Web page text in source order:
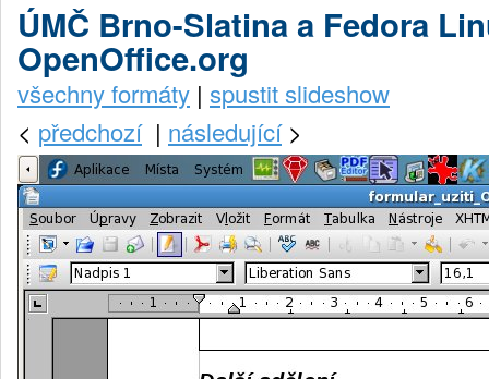
ÚMČ Brno-Slatina a Fedora
OpenOffice.org
všechny formáty | spustit slideshow
< předchozí| následující>